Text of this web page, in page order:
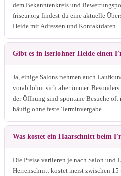
dem Bekanntenkreis und
friseur.org findest du eine aktuelle
Heide mit Adressen und Kontaktdaten.
Gibt es in Iserlohner Heide einen
Ja, einige Salons nehmen auch
vorab lohnt sich aber immer.
der Öffnung sind spontane Besuche
häufig ohne feste Terminvergabe.
Was kostet ein Haarschnitt beim
Die Preise variieren je nach Salon und
Herrenschnitt kostet meist zwischen